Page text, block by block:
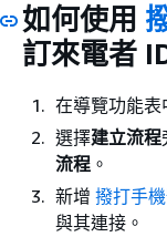
如何使用
訂來電者
在導覽功能表
選擇建立流程
流程 。
新增 撥打手
與其連接。